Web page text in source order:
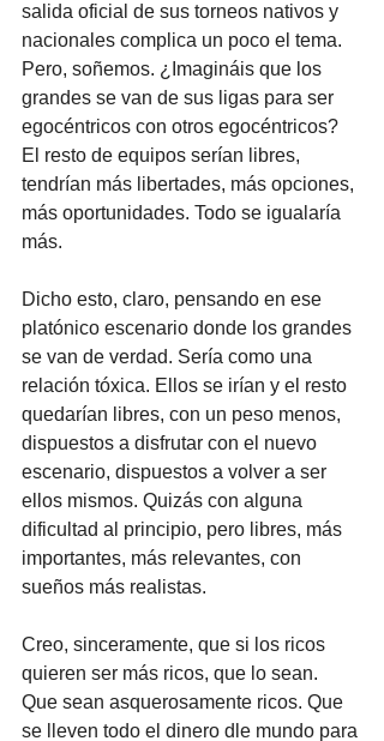
salida oficial de sus torneos nativos y
nacionales complica un poco el tema.
Pero, soñemos. ¿Imagináis que los
grandes se van de sus ligas para ser
egocéntricos con otros egocéntricos?
El resto de equipos serían libres,
tendrían más libertades, más opciones,
más oportunidades. Todo se igualaría
más.
Dicho esto, claro, pensando en ese
platónico escenario donde los grandes
se van de verdad. Sería como una
relación tóxica. Ellos se irían y el resto
quedarían libres, con un peso menos,
dispuestos a disfrutar con el nuevo
escenario, dispuestos a volver a ser
ellos mismos. Quizás con alguna
dificultad al principio, pero libres, más
importantes, más relevantes, con
sueños más realistas.
Creo, sinceramente, que si los ricos
quieren ser más ricos, que lo sean.
Que sean asquerosamente ricos. Que
se lleven todo el dinero dle mundo para